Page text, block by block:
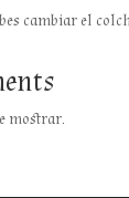
cambiar el
mostrar.